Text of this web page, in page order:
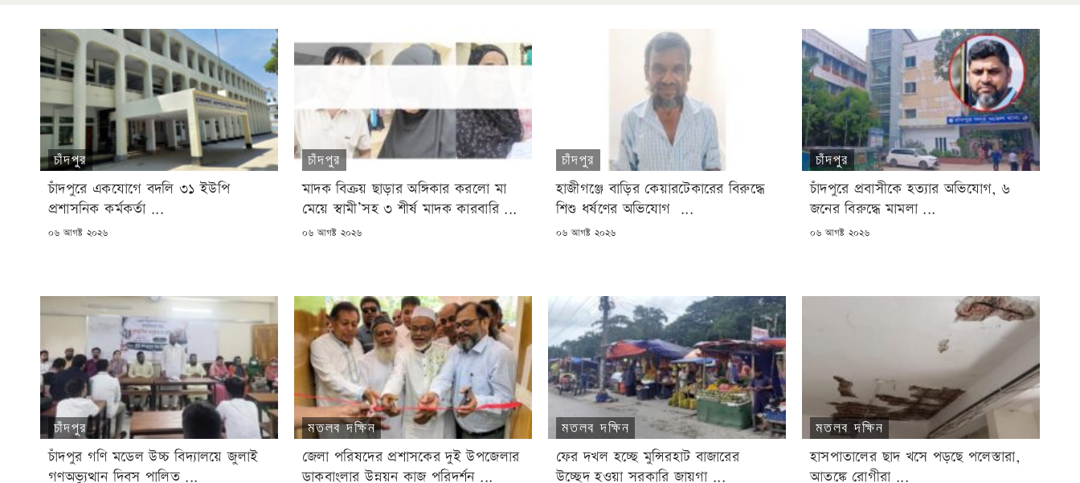
চাঁদপুর
চাঁদপুরে একযোগে বদলি ৩১ ইউপি
প্রশাসনিক কর্মকর্তা ...
POSTED
০৬ আগষ্ট ২০২৬
চাঁদপুর
মাদক বিক্রয় ছাড়ার অঙ্গিকার করলো মা
মেয়ে স্বামী’সহ ৩ শীর্ষ মাদক কারবারি ...
POSTED
০৬ আগষ্ট ২০২৬
চাঁদপুর
হাজীগঞ্জে বাড়ির কেয়ারটেকারের বিরুদ্ধে
শিশু ধর্ষণের অভিযোগ ...
POSTED
০৬ আগষ্ট ২০২৬
চাঁদপুর
চাঁদপুরে প্রবাসীকে হত্যার অভিযোগ, ৬
জনের বিরুদ্ধে মামলা ...
POSTED
০৬ আগষ্ট ২০২৬
চাঁদপুর
চাঁদপুর গণি মডেল উচ্চ বিদ্যালয়ে জুলাই
গণঅভ্যুত্থান দিবস পালিত ...
মতলব দক্ষিন
জেলা পরিষদের প্রশাসকের দুই উপজেলার
ডাকবাংলার উন্নয়ন কাজ পরিদর্শন ...
মতলব দক্ষিন
ফের দখল হচ্ছে মুন্সিরহাট বাজারের
উচ্ছেদ হওয়া সরকারি জায়গা ...
মতলব দক্ষিন
হাসপাতালের ছাদ খসে পড়ছে পলেস্তারা,
আতঙ্কে রোগীরা ...